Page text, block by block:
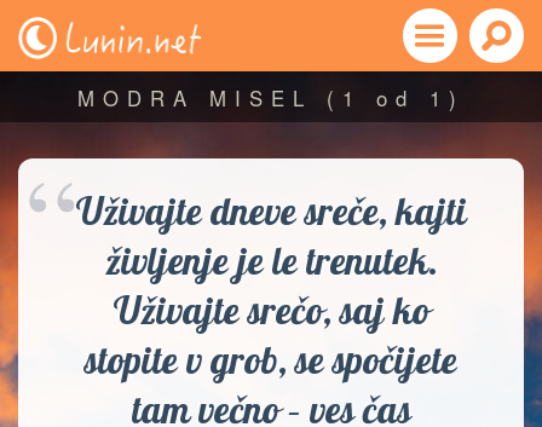
MODRA MISEL (1 od 1)
Uživajte dneve sreče, kajti
življenje je le trenutek.
Uživajte srečo, saj ko
stopite v grob, se spočijete
tam večno – ves čas
“